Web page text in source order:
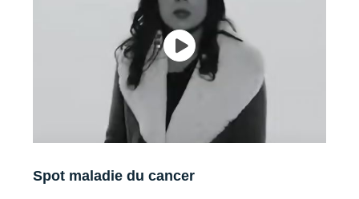
Spot maladie du cancer